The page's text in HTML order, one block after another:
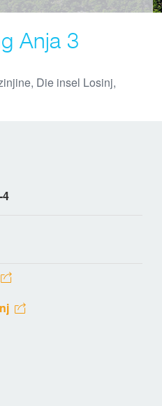
Anja 3
Die insel Losinj,
4